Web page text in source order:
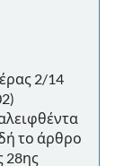
2/14
το άρθρο
28ης